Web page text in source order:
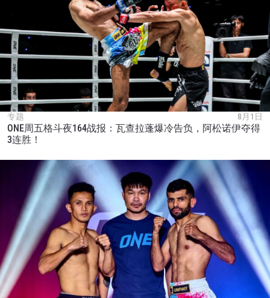
专题 8月1日
ONE周五格斗夜164战报：瓦查拉蓬爆冷告负，阿松诺伊夺得
3连胜！